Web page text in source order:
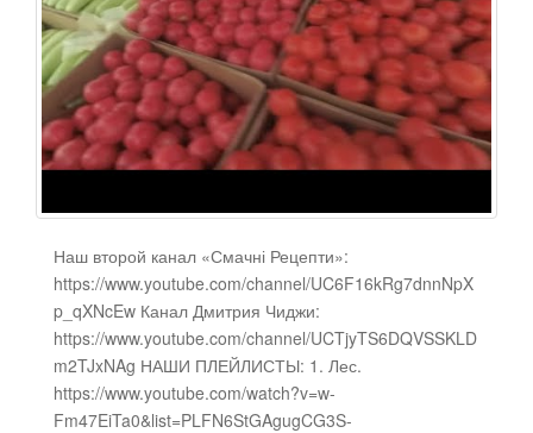
Наш второй канал «Смачні Рецепти»:
https://www.youtube.com/channel/UC6F16kRg7dnnNpX
p_qXNcEw Канал Дмитрия Чиджи:
https://www.youtube.com/channel/UCTjyTS6DQVSSKLD
m2TJxNAg НАШИ ПЛЕЙЛИСТЫ: 1. Лес.
https://www.youtube.com/watch?v=w-
Fm47EiTa0&list=PLFN6StGAgugCG3S-